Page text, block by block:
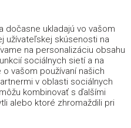
dočasne ukladajú vo vašom
užívateľskej skúsenosti na
na personalizáciu obsahu
sociálnych sietí a na
vašom používaní našich
v oblasti sociálnych
kombinovať s ďalšími
alebo ktoré zhromaždili pri